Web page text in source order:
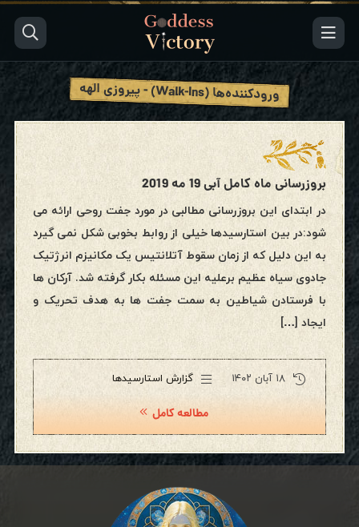
ورودکننده‌ها (Walk-Ins) - پیروزی الهه
بروزرسانی ماه کامل آبی 19 مه 2019
در ابتدای این بروزرسانی مطالبی در مورد جفت روحی ارائه می
شود:در بین استارسیدها خیلی از روابط بخوبی شکل نمی گیرد
به این دلیل که از زمان سقوط آتلانتیس یک مکانیزم انرژتیک
جادوی سیاه عظیم برعلیه این مسئله بکار گرفته شد. آرکان ها
با فرستادن شیاطین به سمت جفت ها به هدف تحریک و
ایجاد […]
۱۸ آبان ۱۴۰۲ گزارش استارسیدها
مطالعه کامل